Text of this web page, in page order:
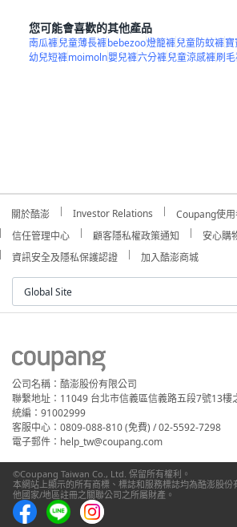
您可能會喜歡的其他產品
南瓜褲兒童薄長褲bebezoo燈籠褲兒童防蚊褲寶
幼兒短褲moimoln嬰兒褲六分褲兒童涼感褲刷
關於酷澎 Investor Relations Coupang使
信任管理中心
顧客隱私權政策通知 安心購
資訊安全及隱私保護認證
加入酷澎商城
Global Site
公司名稱：酷澎股份有限公司
聯繫地址：11049 台北市信義區信義路五段7號13樓
統編：91002999
客服中心：0809-088-810 (免費) / 02-5592-7298
電子郵件：help_tw@coupang.com
©Coupang Taiwan Co., Ltd. 保留所有權利。
本網站上顯示的所有商標、標誌和服務標誌均為酷澎股
他國家/地區註冊之關聯公司之所屬財產。